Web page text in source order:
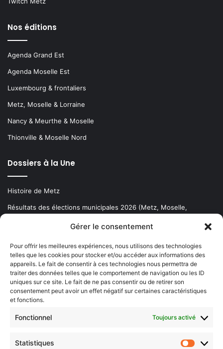
Gérer le consentement
Pour offrir les meilleures expériences, nous utilisons des technologies
telles que les cookies pour stocker et/ou accéder aux informations des
appareils. Le fait de consentir à ces technologies nous permettra de
traiter des données telles que le comportement de navigation ou les ID
uniques sur ce site. Le fait de ne pas consentir ou de retirer son
consentement peut avoir un effet négatif sur certaines caractéristiques
et fonctions.
Fonctionnel Toujours activé
Statistiques
Nos éditions
Agenda Grand Est
Agenda Moselle Est
Luxembourg & frontaliers
Metz, Moselle & Lorraine
Nancy & Meurthe & Moselle
Thionville & Moselle Nord
Dossiers à la Une
Histoire de Metz
Résultats des élections municipales 2026 (Metz, Moselle,
Newsletter gratuite
Choisissez : matin, soir ou hebdo ?